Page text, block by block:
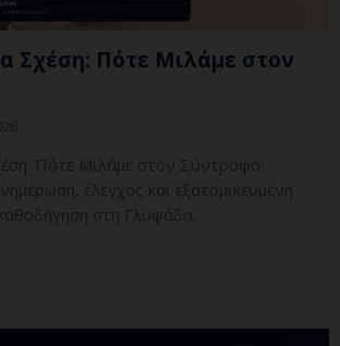
Σχέση: Πότε Μιλάμε στον
Πότε Μιλάμε στον Σύντροφο;
έλεγχος και εξατομικευμένη
στη Γλυφάδα.